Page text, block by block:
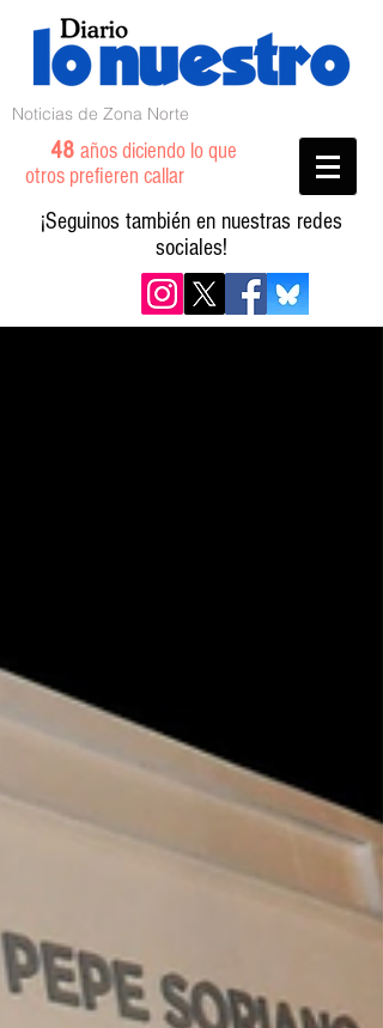
Noticias de Zona Norte
48 años diciendo lo que
otros prefieren callar
¡Seguinos también en nuestras redes
sociales!